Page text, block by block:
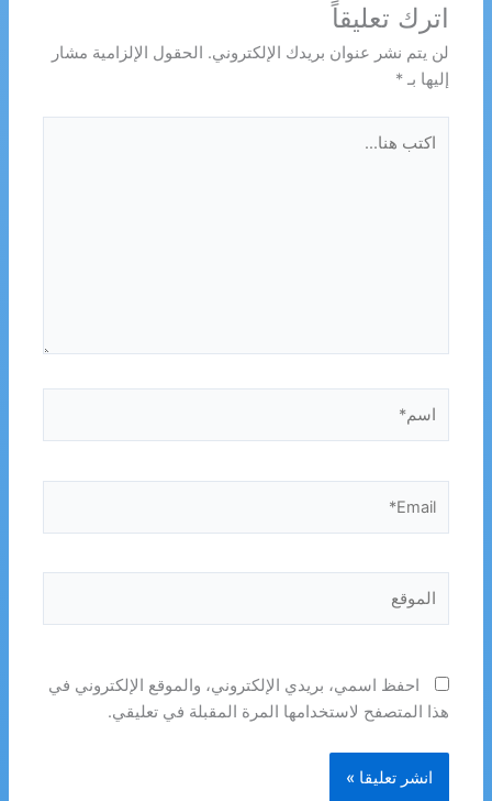
اترك تعليقاً
لن يتم نشر عنوان بريدك الإلكتروني. الحقول الإلزامية مشار
إليها بـ*
هنا...
احفظ اسمي، بريدي الإلكتروني، والموقع الإلكتروني في
هذا المتصفح لاستخدامها المرة المقبلة في تعليقي.